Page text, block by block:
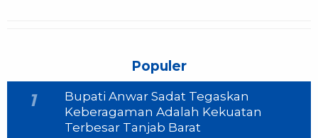
Populer
1
Bupati Anwar Sadat Tegaskan
Keberagaman Adalah Kekuatan
Terbesar Tanjab Barat